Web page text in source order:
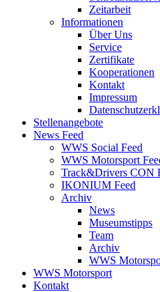
Zeitarbeit
Informationen
Über Uns
Service
Zertifikate
Kooperationen
Kontakt
Impressum
Stellenangebote
News Feed
WWS Social Feed
WWS Motorsport
Track&Drivers CON
IKONIUM Feed
Archiv
News
Museumstipps
Team
Archiv
WWS
WWS Motorsport
Kontakt